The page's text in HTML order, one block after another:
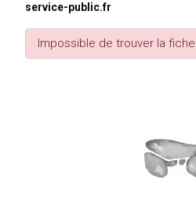
service-public.fr
Impossible de trouver la fiche